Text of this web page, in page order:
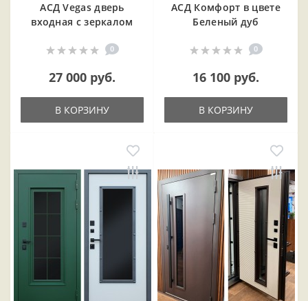
АСД Vegas дверь
входная с зеркалом
0
27 000 руб.
В КОРЗИНУ
АСД Комфорт в цвете
Беленый дуб
0
16 100 руб.
В КОРЗИНУ